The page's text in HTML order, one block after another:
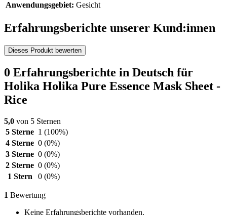
Anwendungsgebiet: Gesicht
Erfahrungsberichte unserer Kund:innen
Dieses Produkt bewerten
0 Erfahrungsberichte in Deutsch für
Holika Holika Pure Essence Mask Sheet -
Rice
5,0 von 5 Sternen
5 Sterne 1 (100%)
4 Sterne 0 (0%)
3 Sterne 0 (0%)
2 Sterne 0 (0%)
1 Stern
0 (0%)
1 Bewertung
Keine Erfahrungsberichte vorhanden.